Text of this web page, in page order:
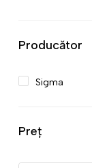
Producător
Sigma
Preț